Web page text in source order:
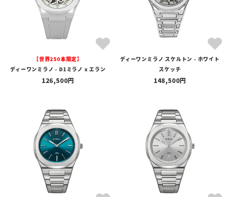
【世界250本限定】
ディーワンミラノ - D1ミラノ x エラン
126,500
ディーワンミラノ スケルトン - ホワイト
スケッチ
148,500